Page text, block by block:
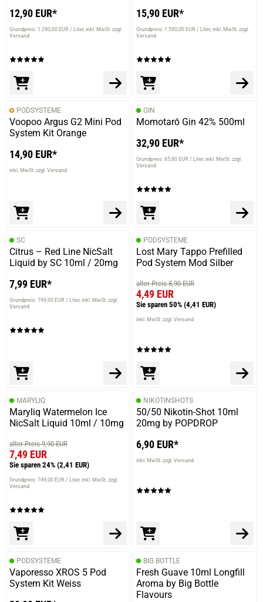
12,90 EUR*
Grundpreis: 1.290,00 EUR / Liter inkl. MwSt. zzgl.
Versand
15,90 EUR*
Grundpreis: 1.590,00 EUR / Liter inkl. MwSt. zzgl.
Versand
PODSYSTEME
Voopoo Argus G2 Mini Pod
System Kit Orange
14,90 EUR*
inkl. MwSt. zzgl. Versand
GIN
Momotarō Gin 42% 500ml
32,90 EUR*
Grundpreis: 65,80 EUR / Liter inkl. MwSt. zzgl.
Versand
SC
Citrus – Red Line NicSalt
Liquid by SC 10ml / 20mg
7,99 EUR*
Grundpreis: 799,00 EUR / Liter inkl. MwSt. zzgl.
Versand
PODSYSTEME
Lost Mary Tappo Prefilled
Pod System Mod Silber
alter Preis 8,90 EUR
4,49 EUR
Sie sparen 50% (4,41 EUR)
inkl. MwSt. zzgl. Versand
MARYLIQ
Maryliq Watermelon Ice
NicSalt Liquid 10ml / 10mg
alter Preis 9,90 EUR
7,49 EUR
Sie sparen 24% (2,41 EUR)
Grundpreis: 749,00 EUR / Liter inkl. MwSt. zzgl.
Versand
NIKOTINSHOTS
50/50 Nikotin-Shot 10ml
20mg by POPDROP
6,90 EUR*
inkl. MwSt. zzgl. Versand
PODSYSTEME
Vaporesso XROS 5 Pod
System Kit Weiss
BIG BOTTLE
Fresh Guave 10ml Longfill
Aroma by Big Bottle
Flavours